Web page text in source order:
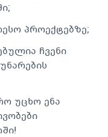
პროექტებზე;
ჩვენი
უცხო ენა